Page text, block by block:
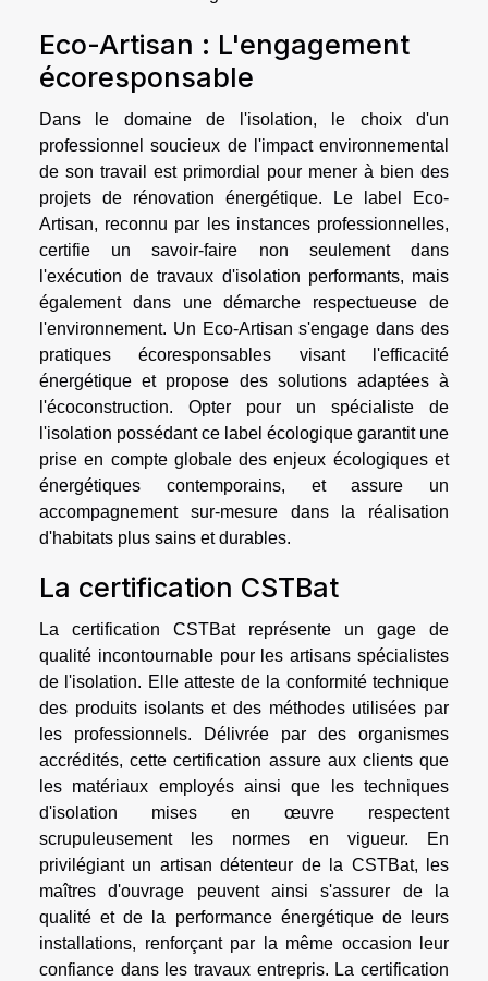
Eco-Artisan : L'engagement
écoresponsable
Dans le domaine de l'isolation, le choix d'un
professionnel soucieux de l'impact environnemental
de son travail est primordial pour mener à bien des
projets de rénovation énergétique. Le label Eco-
Artisan, reconnu par les instances professionnelles,
certifie un savoir-faire non seulement dans
l'exécution de travaux d'isolation performants, mais
également dans une démarche respectueuse de
l'environnement. Un Eco-Artisan s'engage dans des
pratiques écoresponsables visant l'efficacité
énergétique et propose des solutions adaptées à
l'écoconstruction. Opter pour un spécialiste de
l'isolation possédant ce label écologique garantit une
prise en compte globale des enjeux écologiques et
énergétiques contemporains, et assure un
accompagnement sur-mesure dans la réalisation
d'habitats plus sains et durables.
La certification CSTBat
La certification CSTBat représente un gage de
qualité incontournable pour les artisans spécialistes
de l'isolation. Elle atteste de la conformité technique
des produits isolants et des méthodes utilisées par
les professionnels. Délivrée par des organismes
accrédités, cette certification assure aux clients que
les matériaux employés ainsi que les techniques
d'isolation mises en œuvre respectent
scrupuleusement les normes en vigueur. En
privilégiant un artisan détenteur de la CSTBat, les
maîtres d'ouvrage peuvent ainsi s'assurer de la
qualité et de la performance énergétique de leurs
installations, renforçant par la même occasion leur
confiance dans les travaux entrepris. La certification